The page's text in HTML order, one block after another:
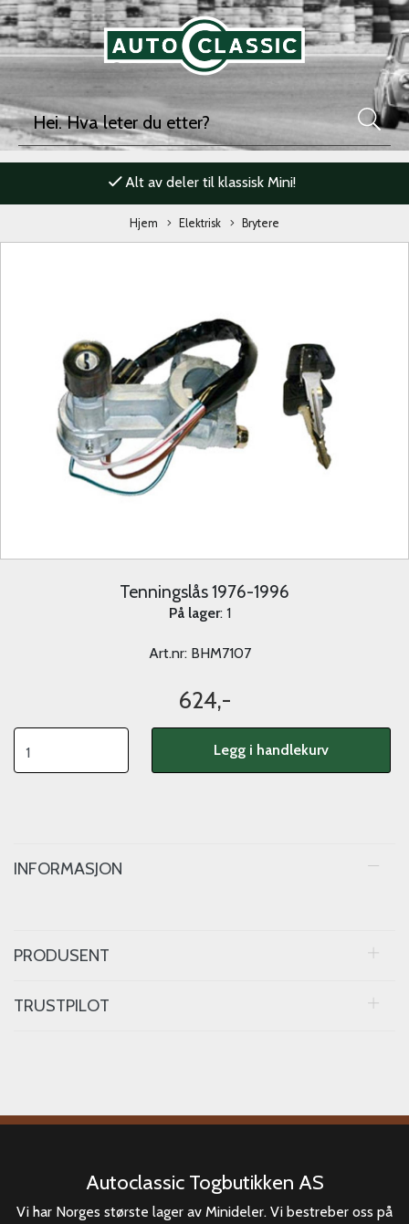
Alt av deler til klassisk Mini!
Hjem Elektrisk Brytere
Tenningslås 1976-1996
På lager: 1
Art.nr: BHM7107
624,-
Legg i handlekurv
INFORMASJON
PRODUSENT
TRUSTPILOT
Autoclassic Togbutikken AS
Vi har Norges største lager av Minideler. Vi bestreber oss på